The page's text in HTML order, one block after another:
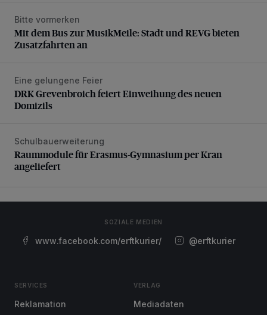
Mit dem Bus zur MusikMeile: Stadt und REVG bieten
Bitte vormerken
Mit dem Bus zur MusikMeile: Stadt und REVG bieten
Zusatzfahrten an
DRK Grevenbroich feiert Einweihung des neuen Domizils
Eine gelungene Feier
DRK Grevenbroich feiert Einweihung des neuen
Domizils
Raummodule für Erasmus-Gymnasium per Kran angeliefert
Schulbauerweiterung
Raummodule für Erasmus-Gymnasium per Kran
angeliefert
SOZIALE MEDIEN
www.facebook.com/erftkurier/ @erftkurier
SERVICES
Reklamation
VERLAG
Mediadaten